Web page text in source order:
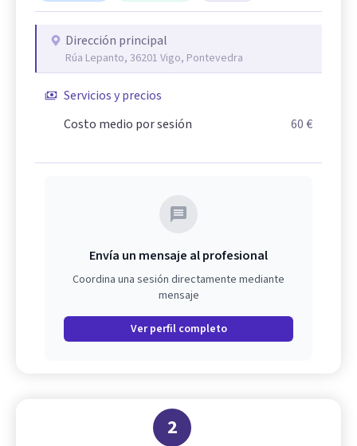
Dirección principal
Rúa Lepanto, 36201 Vigo, Pontevedra
Servicios y precios
Costo medio por sesión
60 €
Envía un mensaje al profesional
Coordina una sesión directamente mediante
mensaje
Ver perfil completo
2